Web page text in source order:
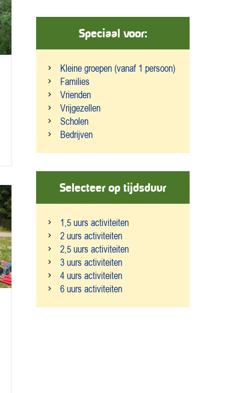
Speciaal voor:
Kleine groepen (vanaf 1 persoon)
Families
Vrienden
Vrijgezellen
Scholen
Bedrijven
Selecteer op tijdsduur
1,5 uurs activiteiten
2 uurs activiteiten
2,5 uurs activiteiten
3 uurs activiteiten
4 uurs activiteiten
6 uurs activiteiten